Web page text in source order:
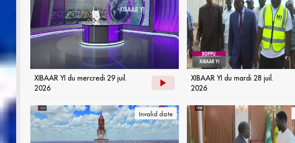
XIBAAR YI du mercredi 29 juil.
2026
XIBAAR YI du mardi 28 juil.
2026
Invalid date